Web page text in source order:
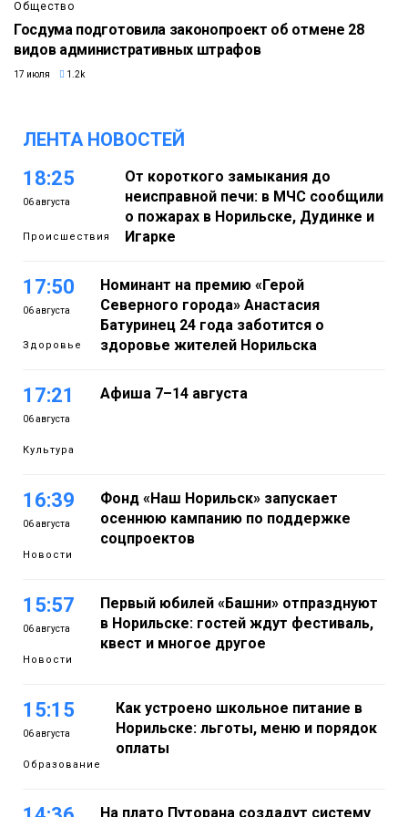
Общество
Госдума подготовила законопроект об отмене 28
видов административных штрафов
17 июля 1.2k
ЛЕНТА НОВОСТЕЙ
18:25
06 августа
Происшествия
От короткого замыкания до
неисправной печи: в МЧС сообщили
о пожарах в Норильске, Дудинке и
Игарке
17:50
06 августа
Здоровье
Номинант на премию «Герой
Северного города» Анастасия
Батуринец 24 года заботится о
здоровье жителей Норильска
17:21
06 августа
Культура
Афиша 7–14 августа
16:39
06 августа
Новости
Фонд «Наш Норильск» запускает
осеннюю кампанию по поддержке
соцпроектов
15:57
06 августа
Новости
Первый юбилей «Башни» отпразднуют
в Норильске: гостей ждут фестиваль,
квест и многое другое
15:15
06 августа
Образование
Как устроено школьное питание в
Норильске: льготы, меню и порядок
оплаты
На плато Путорана создадут систему